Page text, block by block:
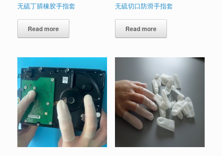
无硫丁腈橡胶手指套
Read more
无硫切口防滑手指套
Read more